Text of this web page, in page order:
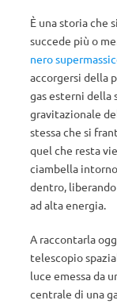
È una storia che
succede più o
nero
accorgersi della
gas esterni della
gravitazionale
stessa che si
quel che resta
ciambella
dentro,
ad alta energia.
A raccontarla
telescopio
luce emessa da
centrale di una